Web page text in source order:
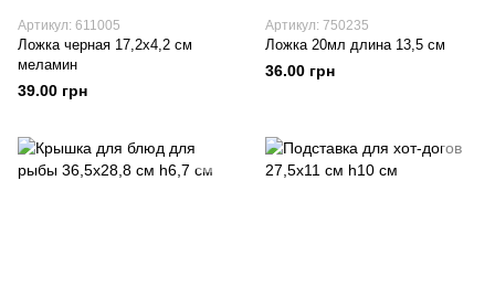
Артикул: 611005
Ложка черная 17,2х4,2 см
меламин
39.00 грн
Артикул: 750235
Ложка 20мл длина 13,5 см
36.00 грн